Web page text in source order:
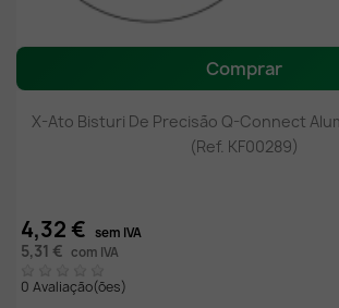
Comprar
X-Ato Bisturi De Precisão Q-Connect
(Ref. KF00289)
4,32 € sem IVA
5,31 € com IVA
0 Avaliação(ões)